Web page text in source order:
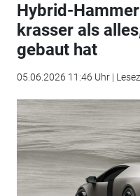
Hybrid-
krasser als
gebaut hat
05.06.2026 11:46 Uhr |